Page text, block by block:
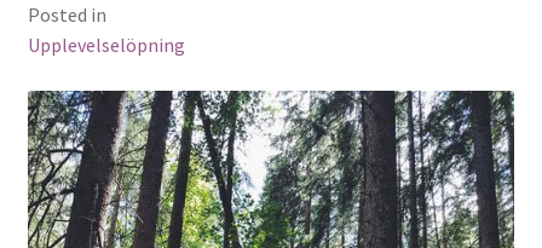
Posted in
Upplevelselöpning